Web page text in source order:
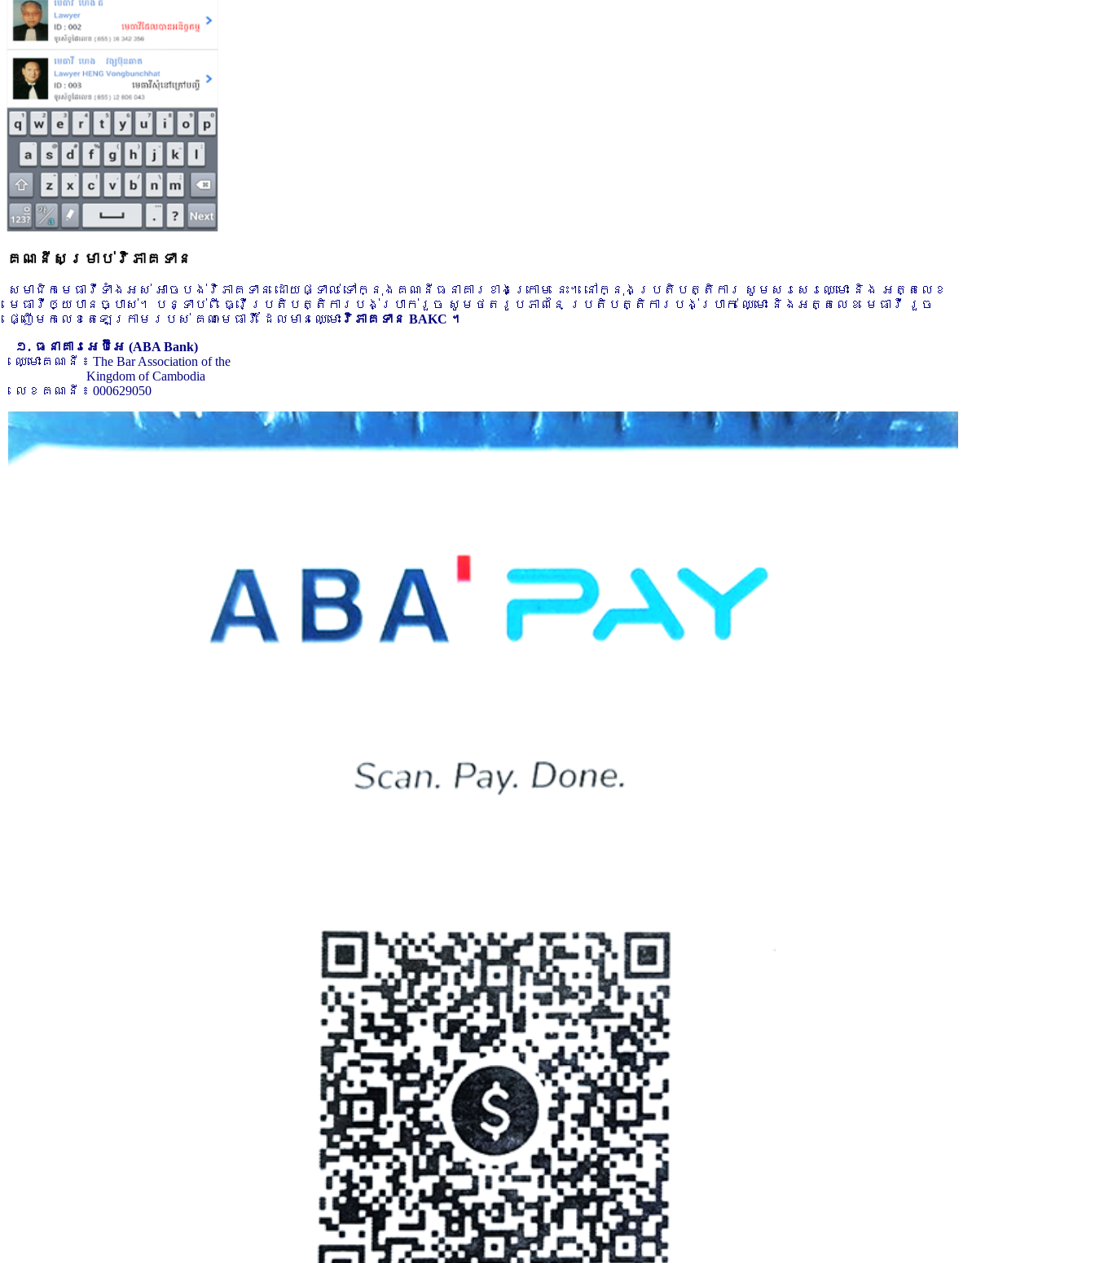
គណនីសម្រាប់វិភាគទាន
សមាជិកមេធាវីទាំងអស់ អាចបង់វិភាគទាន ដោយផ្ទាល់ ទៅក្នុងគណនីធនាគារខាងក្រោម នេះ។ នៅក្នុងប្រតិបត្តិការ សូមសរសេរឈ្មោះ និង អត្តលេខ
មេធាវីឲ្យបានច្បាស់។ បន្ទាប់ពី ធ្វើប្រតិបត្តិការបង់ប្រាក់រួច សូមថតរូបភាពនៃ ប្រតិបត្តិការបង់ប្រាក់ ឈ្មោះ និងអត្តលេខ មេធាវី រួច
ផ្ញើមកលេខតេឡេក្រាមរបស់ គណៈមេធាវី ដែលមានឈ្មោះ វិភាគទាន BAKC ។
១. ធនាគារអេប៊ីអេ (ABA Bank)
ឈ្មោះគណនី ៖ The Bar Association of the
Kingdom of Cambodia
លេខគណនី ៖ 000629050